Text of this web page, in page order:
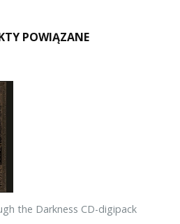
POWIĄZANE
the Darkness CD-digipack